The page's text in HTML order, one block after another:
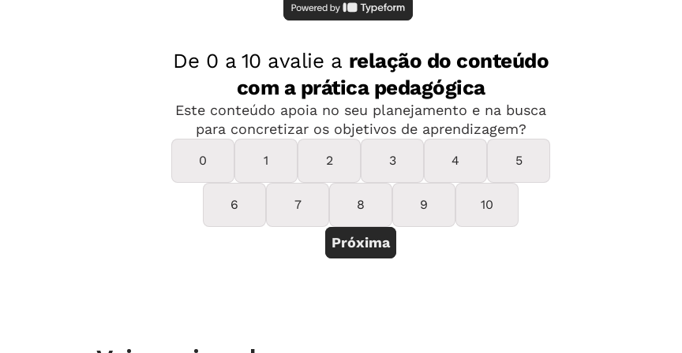
Ana Claudia Rocha, coordenadora de projetos institucionais do Museu de
Arte Moderna de São Paulo e consultora pedagógica do Sesi, trabalha com
capacitação de professores em redes municipais há dez anos. Para ela, a
por exemplo, 650 educadores da rede vêm se capacitando há seis anos e só
agora vemos resultados expressivos, pois eles estão mudando de fato sua